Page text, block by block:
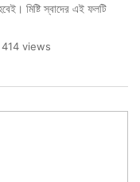
মিষ্টি স্বাদের এই ফলটি
414 views